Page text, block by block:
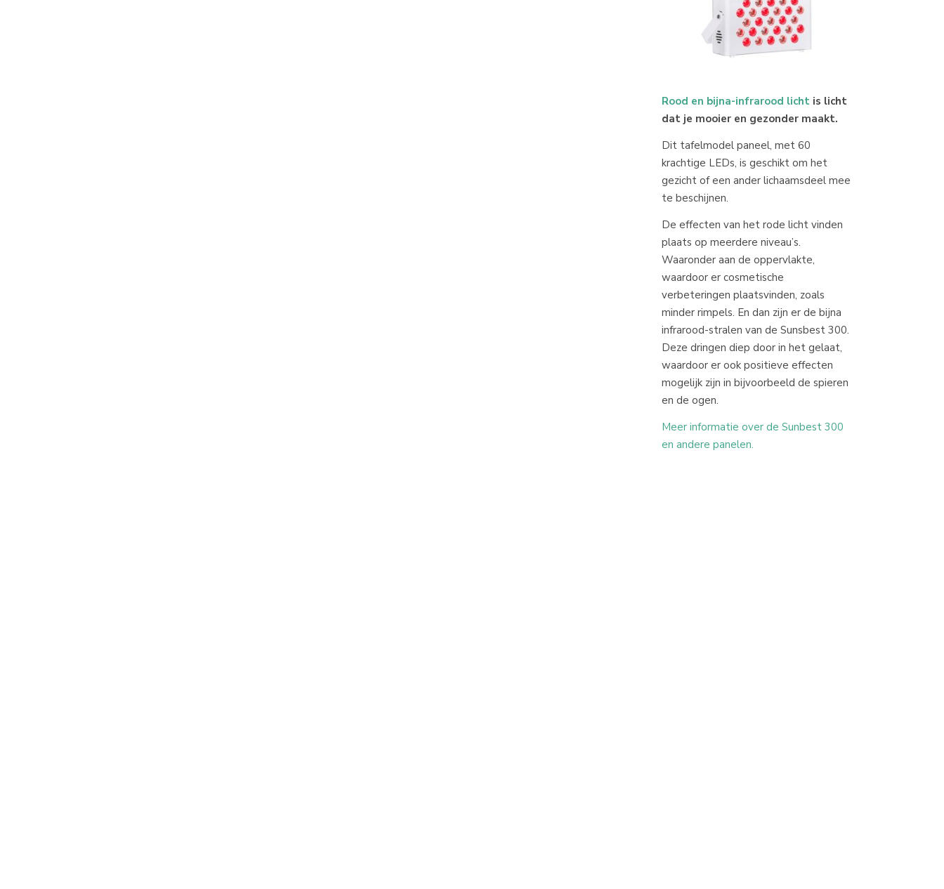
Rood en bijna-infrarood licht is licht
dat je mooier en gezonder maakt.
Dit tafelmodel paneel, met 60
krachtige LEDs, is geschikt om het
gezicht of een ander lichaamsdeel mee
te beschijnen.
De effecten van het rode licht vinden
plaats op meerdere niveau’s.
Waaronder aan de oppervlakte,
waardoor er cosmetische
verbeteringen plaatsvinden, zoals
minder rimpels. En dan zijn er de bijna
infrarood-stralen van de Sunsbest 300.
Deze dringen diep door in het gelaat,
waardoor er ook positieve effecten
mogelijk zijn in bijvoorbeeld de spieren
en de ogen.
Meer informatie over de Sunbest 300
en andere panelen.